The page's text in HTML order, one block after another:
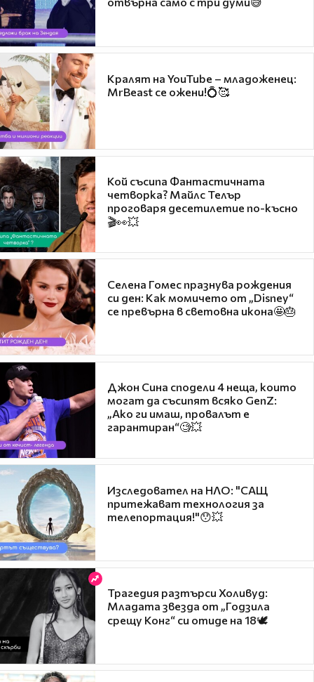
Кралят на YouTube – младоженец:
MrBeast се ожени!💍🥰
Кой съсипа Фантастичната
четворка? Майлс Телър
проговаря десетилетие по-късно
🎬👀💥
Селена Гомес празнува рождения
си ден: Как момичето от „Disney“
се превърна в световна икона🤩🎂
Джон Сина сподели 4 неща, които
могат да съсипят всяко GenZ:
„Ако ги имаш, провалът е
гарантиран“🧐💥
Изследовател на НЛО: "САЩ
притежават технология за
телепортация!"😯💥
Трагедия разтърси Холивуд:
Младата звезда от „Годзила
срещу Конг“ си отиде на 18🕊️